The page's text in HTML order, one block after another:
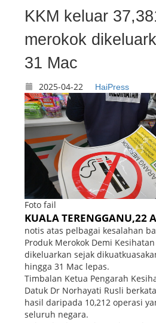
08-07
KKM keluar
merokok
31 Mac
2025-04-22 HaiPress
Foto fail
KUALA TERENGGANU,22
notis atas pelbagai kesalahan
Produk Merokok Demi
dikeluarkan sejak
hingga 31 Mac lepas.
Timbalan Ketua Pengarah
Datuk Dr Norhayati Rusli
hasil daripada 10,212 operasi
seluruh negara.